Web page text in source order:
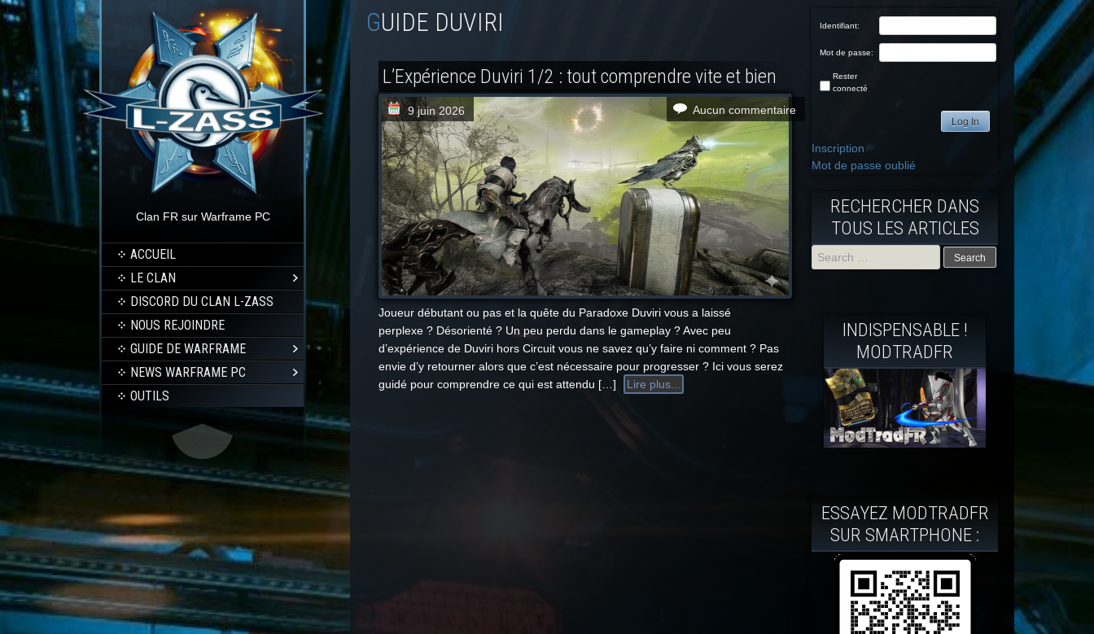
Clan FR sur Warframe PC
ACCUEIL
LE CLAN
DISCORD DU CLAN L-ZASS
NOUS REJOINDRE
GUIDE DE WARFRAME
NEWS WARFRAME PC
OUTILS
GUIDE DUVIRI
L’Expérience Duviri 1/2 : tout comprendre vite et bien
9 juin 2026 Aucun commentaire
Joueur débutant ou pas et la quête du Paradoxe Duviri vous a laissé
perplexe ? Désorienté ? Un peu perdu dans le gameplay ? Avec peu
d’expérience de Duviri hors Circuit vous ne savez qu’y faire ni comment ? Pas
envie d’y retourner alors que c’est nécessaire pour progresser ? Ici vous serez
guidé pour comprendre ce qui est attendu […]
Lire plus...
Identifiant:
Mot de passe:
Rester
connecté
Log In
Inscription
Mot de passe oublié
RECHERCHER DANS
TOUS LES ARTICLES
INDISPENSABLE !
MODTRADFR
ESSAYEZ MODTRADFR
SUR SMARTPHONE :